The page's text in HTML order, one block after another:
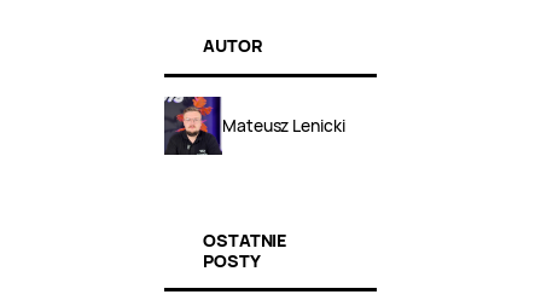
AUTOR
Mateusz Lenicki
OSTATNIE
POSTY